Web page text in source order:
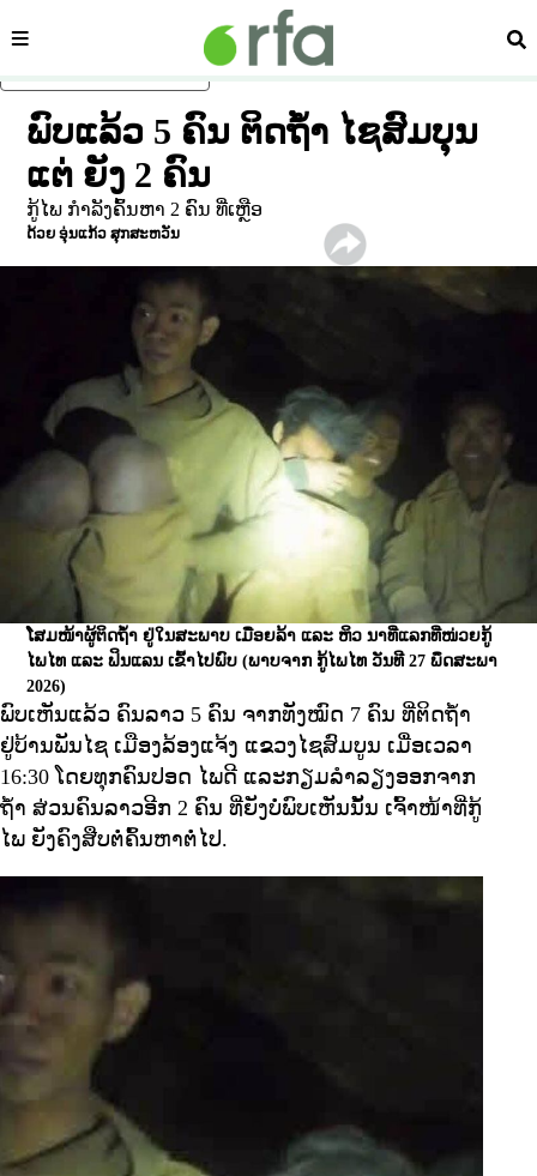
ໝວດ ຄົ້
ພົບແລ້ວ 5 ຄົນ ຕິດຖໍ້າ ໄຊສົມບຸນ
ແຕ່ ຍັງ 2 ຄົນ
ກູ້ໄພ ກໍາລັງຄົ້ນຫາ 2 ຄົນ ທີ່ເຫຼືອ
ດ້ວຍ ອຸ່ນແກ້ວ ສຸກສະຫວັນ
ໂສມໜ້າຜູ້ຕິດຖໍ້າ ຢູ່ໃນສະພາບ ເມື່ອຍລ້າ ແລະ ຫິວ ນາທີ່ແລກທີ່ໜ່ວຍກູ້
ໄພໄທ ແລະ ຟິນແລນ ເຂົ້າໄປພົບ(ພາບຈາກ ກູ້ໄພໄທ ວັນທີ 27 ພຶດສະພາ
2026​)
ພົບເຫັນແລ້ວ ຄົນລາວ 5 ຄົນ ຈາກທັງໝົດ 7 ຄົນ ທີ່ຕິດຖ້ຳ
ຢູ່ບ້ານພັນໄຊ ເມືອງລ້ອງແຈ້ງ ແຂວງໄຊສົມບູນ ເມື່ອເວລາ
16:30 ໂດຍທຸກຄົນປອດ ໄພດີ ແລະກຽມລຳລຽງອອກຈາກ
ຖ້ຳ ສ່ວນຄົນລາວອີກ 2 ຄົນ ທີ່ຍັງບໍ່ພົບເຫັນນັ້ນ ເຈົ້າໜ້າທີ່ກູ້
ໄພ ຍັງຄົງສືບຕໍ່ຄົ້ນຫາຕໍ່ໄປ.